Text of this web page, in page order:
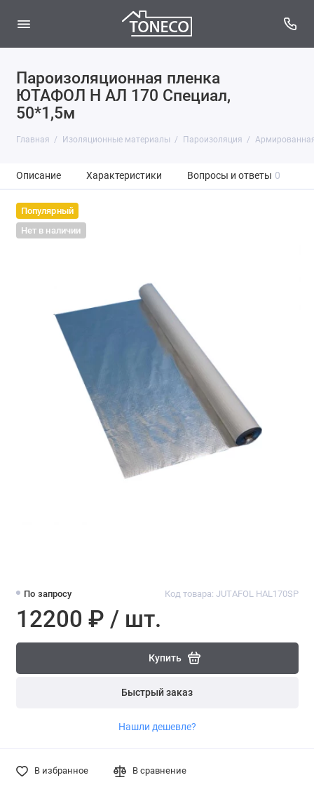
Пароизоляционная пленка
ЮТАФОЛ Н АЛ 170 Специал,
50*1,5м
Главная Изоляционные материалы Пароизоляция
Описание Характеристики Вопросы и ответы 0
Популярный
Нет в наличии
По запросу Код товара: JUTAFOL HAL170SP
12200 ₽ / шт.
Купить
Быстрый заказ
Нашли дешевле?
В избранное В сравнение